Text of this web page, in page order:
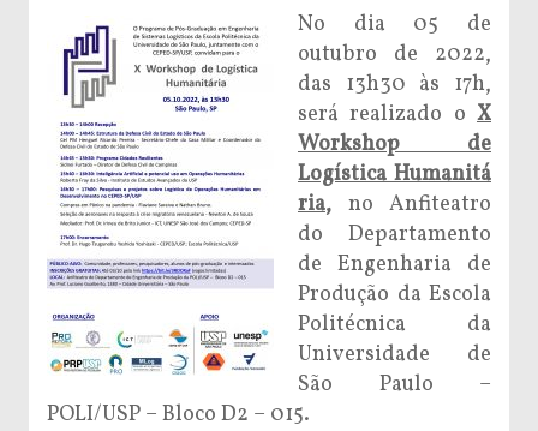
No dia 05 de
outubro de 2022,
das 13h30 às 17h,
será realizado o X
Workshop de
Logística Humanitá
ria, no Anfiteatro
do Departamento
de Engenharia de
Produção da Escola
Politécnica da
Universidade de
São Paulo –
POLI/USP – Bloco D2 – 015.